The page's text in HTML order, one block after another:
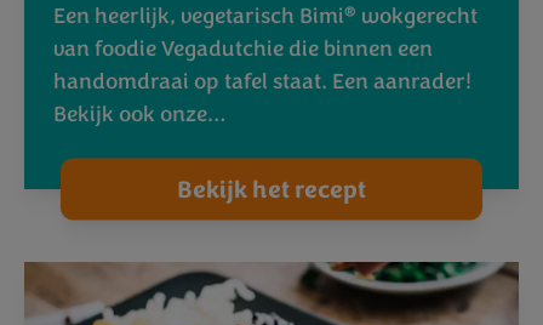
Een heerlijk, vegetarisch Bimi® wokgerecht
van foodie Vegadutchie die binnen een
handomdraai op tafel staat. Een aanrader!
Bekijk ook onze…
Bekijk het recept